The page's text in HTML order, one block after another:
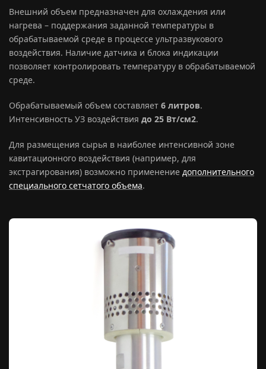
Внешний объем предназначен для охлаждения или
нагрева – поддержания заданной температуры в
обрабатываемой среде в процессе ультразвукового
воздействия. Наличие датчика и блока индикации
позволяет контролировать температуру в обрабатываемой
среде.
Обрабатываемый объем составляет 6 литров.
Интенсивность УЗ воздействия до 25 Вт/см2.
Для размещения сырья в наиболее интенсивной зоне
кавитационного воздействия (например, для
экстрагирования) возможно применение дополнительного
специального сетчатого объема.